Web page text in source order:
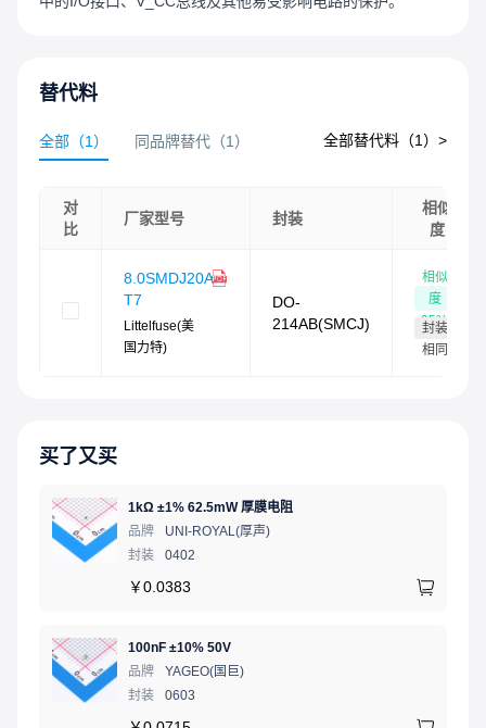
低增量浪涌电阻
结温T_J时的击穿电压V_BR = 25°C时的击穿电压V_BRx(1 +
UL认证化合物，符合V-0阻燃等级
雾锡无铅电镀
无铅E3表示二级互连无铅，端子表面处理材料为锡（Sn）
（IPC/JEDEC J-STD-609A.01）
替代料
全部 （1） 同品牌替代 （1 ） 全部替代料（1）>
对
比
厂家型号 封装
相似
度
8.0SMDJ20A-
T7
Littelfuse(美
国力特)
DO-
214AB(SMCJ)
相似
度
95%
封装
相同
买了又买
1kΩ ±1% 62.5mW 厚膜电阻
品牌
UNI-ROYAL(厚声)
封装
0402
￥0.0383
100nF ±10% 50V
品牌
YAGEO(国巨)
封装
0603